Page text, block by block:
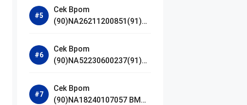
Serum
Cek Bpom
(90)NA26211200851(91)24
Madagascar Centella
Ampoule Foam
Cek Bpom
(90)NA52230600237(91)09
De Parfum
Cek Bpom
(90)NA18240107057 BMG